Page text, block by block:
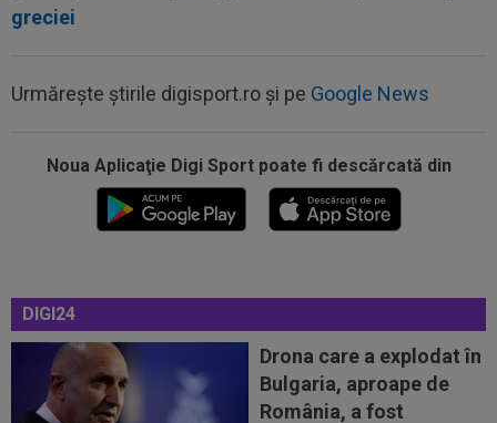
greciei
Urmărește știrile digisport.ro și pe Google News
Noua Aplicaţie Digi Sport poate fi descărcată din
DIGI24
Drona care a explodat în
Bulgaria, aproape de
România, a fost
20:03
Andrei Rațiu, pus ”la zid” în Spania după
Ipswich - Rayo 3-0: ”Călcâiul lui...
20:01
Cel mai bogat om din Ucraina i-a zis în față
unui român: ”Nu vrem să te mai...